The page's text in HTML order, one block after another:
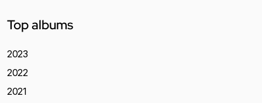
Top albums
2023
2022
2021